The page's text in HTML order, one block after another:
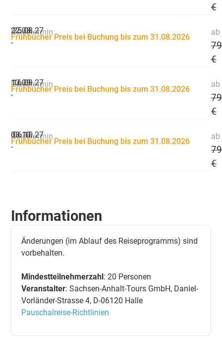
€
Reisetermin
22.08.
-
25.08.27
Frühbucher Preis bei Buchung bis zum 31.08.2026
ab
€
Reisetermin
13.09.
-
16.09.27
Frühbucher Preis bei Buchung bis zum 31.08.2026
ab
€
Reisetermin
03.10.
-
06.10.27
Frühbucher Preis bei Buchung bis zum 31.08.2026
ab
€
Informationen
Änderungen (im Ablauf des Reiseprogramms) sind
vorbehalten.
Mindestteilnehmerzahl: 20 Personen
Veranstalter: Sachsen-Anhalt-Tours GmbH, Daniel-
Vorländer-Strasse 4, D-06120 Halle
Pauschalreise-Richtlinien